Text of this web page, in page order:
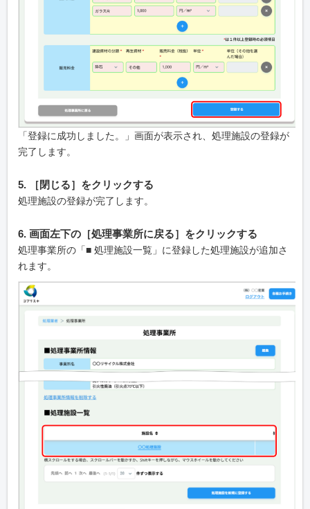
「登録に成功しました。」画面が表示され、処理施設の登録が
完了します。
5. ［閉じる］をクリックする
処理施設の登録が完了します。
6. 画面左下の［処理事業所に戻る］をクリックする
処理事業所の「■ 処理施設一覧」に登録した処理施設が追加さ
れます。